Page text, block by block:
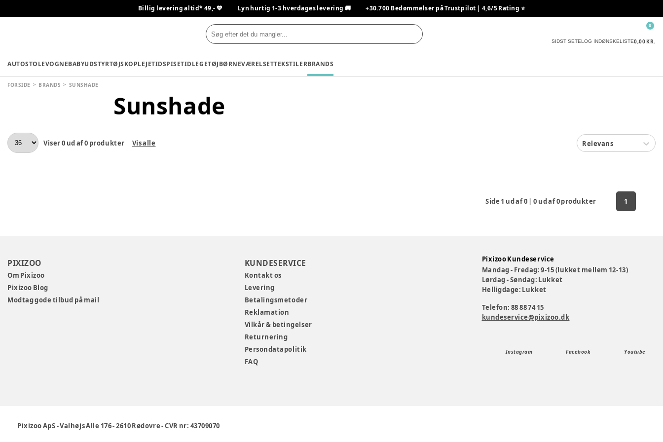
Billig levering altid* 49,- 💙 Lyn hurtig 1-3 hverdages levering 🚚 +30.700 Bedømmelser på Trustpilot | 4,6/5 Rating ⭐️
SIDST SETELOG INDØNSKELISTE0,00 KR.
0
AUTOSTOLEVOGNEBABYUDSTYRTØJSKOPLEJETIDSPISETIDLEGETØJBØRNEVÆRELSETTEKSTILERBRANDS
FORSIDE BRANDS SUNSHADE
Sunshade
Viser0 ud af0 produkter Vis alle Relevans
Side 1 ud af0 |0 ud af0produkter 1
PIXIZOO
Om Pixizoo
Pixizoo Blog
Modtag gode tilbud på mail
KUNDESERVICE
Kontakt os
Levering
Betalingsmetoder
Reklamation
Vilkår & betingelser
Returnering
Persondatapolitik
FAQ
Pixizoo Kundeservice
Mandag - Fredag: 9-15 (lukket mellem 12-13)
Lørdag - Søndag: Lukket
Helligdage: Lukket
Telefon: 88 88 74 15
kundeservice@pixizoo.dk
Instagram Facebook Youtube
Pixizoo ApS-Valhøjs Alle 176-2610 Rødovre-CVR nr: 43709070